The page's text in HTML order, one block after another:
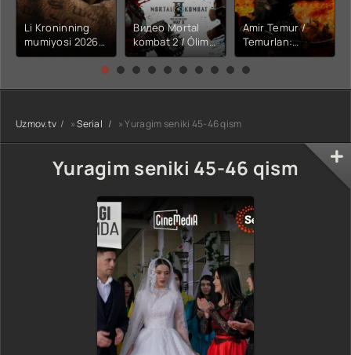
Li Kroninning
mumiyosi 2026
(uzbek tilida
kino) tarjima HD
Видео Mortal
kombat 2 / Ólim
jangi 2 (2026)
Uzbek tilida
Amir Temur /
Temurlan:
Fathchining
yuksalishi
HD tas-ix
Uzmov.tv »Serial » Yuragim seniki 45-46 qism
Yuragim seniki 45-46 qism